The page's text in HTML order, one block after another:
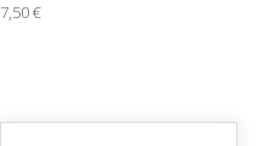
7,50 €